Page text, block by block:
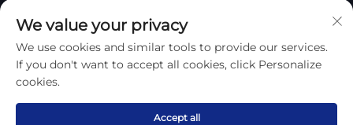
Jisajili
We value your privacy
We use cookies and similar tools to provide our services.
If you don't want to accept all cookies, click Personalize
cookies.
Accept all